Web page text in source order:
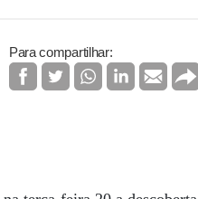
Para compartilhar: